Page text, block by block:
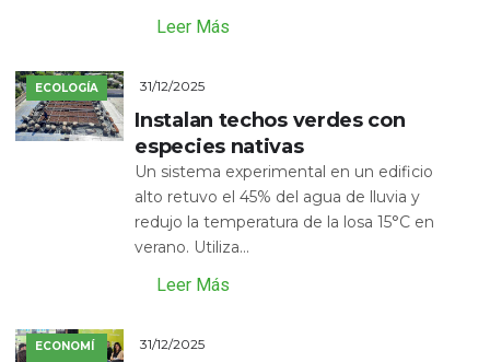
Leer Más
ECOLOGÍA 31/12/2025
Instalan techos verdes con
especies nativas
Un sistema experimental en un edificio
alto retuvo el 45% del agua de lluvia y
redujo la temperatura de la losa 15°C en
verano. Utiliza...
Leer Más
ECONOMÍ
31/12/2025